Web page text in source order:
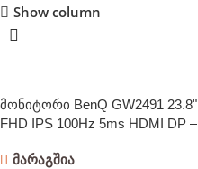
Show column
მონიტორი BenQ GW2491 23.8"
FHD IPS 100Hz 5ms HDMI DP –
მარაგშია